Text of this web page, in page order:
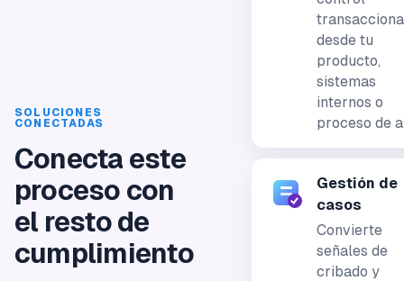
SOLUCIONES
CONECTADAS
Conecta este
proceso con
el resto de
cumplimiento
desde tu
producto,
sistemas
internos o
proceso de
Gestión de
casos
Convierte
señales de
cribado y